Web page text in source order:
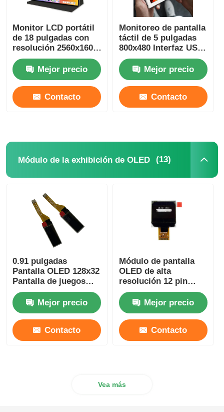
Monitor LCD portátil
de 18 pulgadas con
resolución 2560x1600,
2.5K+155Hz y 1200 de
brillo Mejor precio
Contacto
Monitoreo de pantalla
táctil de 5 pulgadas
800x480 Interfaz USB
Monitoreo de 300
Cd/m2Mejor precio
Contacto
Módulo de la exhibición de OLED (13)
0.91 pulgadas
Pantalla OLED 128x32
Pantalla de juegos
OLED 350 Cd/M2
Ángulo de visión
ancho
Mejor precio
Contacto
Módulo de pantalla
OLED de alta
resolución 12 pin
OLED Display de 0,96
pulgadas controlador
IC SSD1317
Mejor precio
Contacto
Vea más